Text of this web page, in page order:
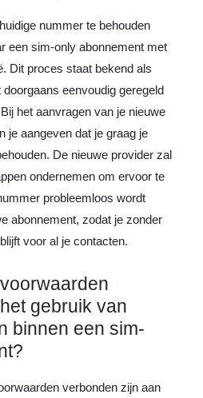
nummer te behouden
een sim-only abonnement met
Dit proces staat bekend als
eenvoudig geregeld
het aanvragen van je nieuwe
je aangeven dat je graag je
De nieuwe provider zal
ondernemen om ervoor te
probleemloos wordt
abonnement, zodat je zonder
voor al je contacten.
gebruik van
binnen een sim-
verbonden zijn aan